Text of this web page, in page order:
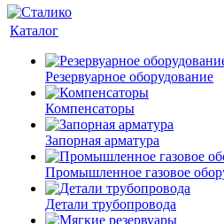
Каталог
Резервуарное оборудование
Компенсаторы
Запорная арматура
Промышленное газовое
Детали трубопровода